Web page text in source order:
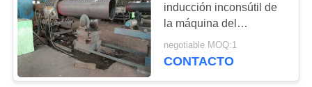
CONTROL
DE
CALIDAD
Tee formando
equipo
inducción inconsútil de
la máquina del
ampliador del tubo con
de frecuencia media
negotiable MOQ:1
CONTACTO